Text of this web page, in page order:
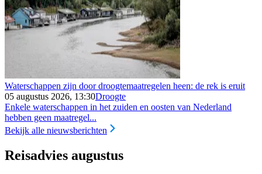
Waterschappen zijn door droogtemaatregelen heen: de rek is eruit
05 augustus 2026, 13:30Droogte
Enkele waterschappen in het zuiden en oosten van Nederland
hebben geen maatregel...
Bekijk alle nieuwsberichten
Reisadvies augustus